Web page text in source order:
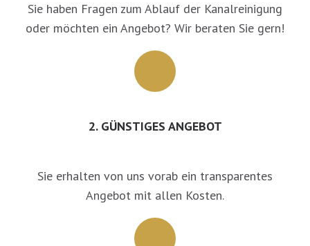
Sie haben Fragen zum Ablauf der Kanalreinigung
oder möchten ein Angebot? Wir beraten Sie gern!
2. GÜNSTIGES ANGEBOT
Sie erhalten von uns vorab ein transparentes
Angebot mit allen Kosten.